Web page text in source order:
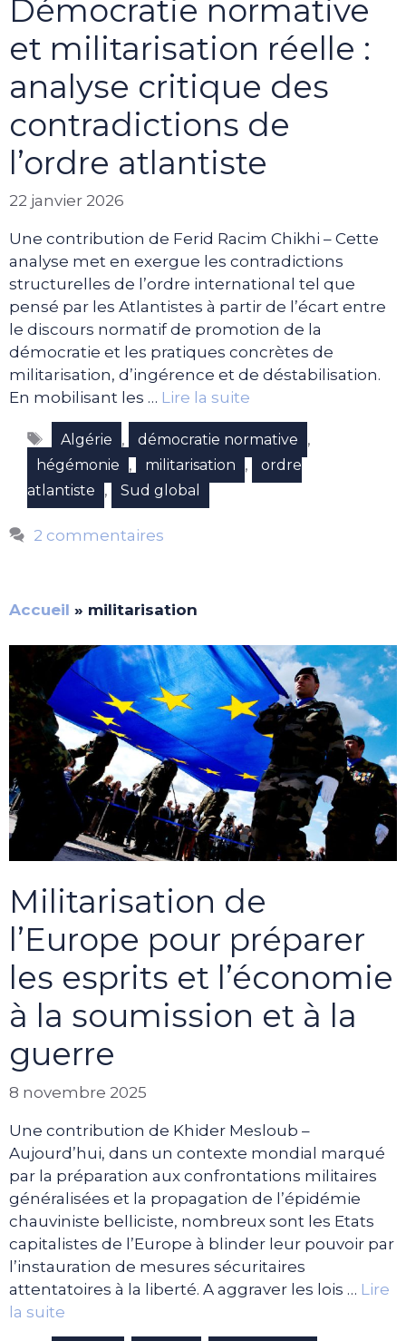
Démocratie normative
et militarisation réelle :
analyse critique des
contradictions de
l’ordre atlantiste
22 janvier 2026
Une contribution de Ferid Racim Chikhi – Cette
analyse met en exergue les contradictions
structurelles de l’ordre international tel que
pensé par les Atlantistes à partir de l’écart entre
le discours normatif de promotion de la
démocratie et les pratiques concrètes de
militarisation, d’ingérence et de déstabilisation.
En mobilisant les … Lire la suite
Étiquettes
Algérie , démocratie normative ,
hégémonie , militarisation ,
ordre
atlantiste
, Sud global
2 commentaires
Accueil » militarisation
Militarisation de
l’Europe pour préparer
les esprits et l’économie
à la soumission et à la
guerre
8 novembre 2025
Une contribution de Khider Mesloub –
Aujourd’hui, dans un contexte mondial marqué
par la préparation aux confrontations militaires
généralisées et la propagation de l’épidémie
chauviniste belliciste, nombreux sont les Etats
capitalistes de l’Europe à blinder leur pouvoir par
l’instauration de mesures sécuritaires
attentatoires à la liberté. A aggraver les lois … Lire
la suite